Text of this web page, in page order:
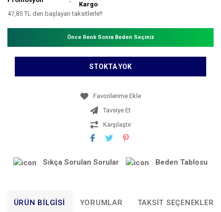
Kargo
47,85 TL den başlayan taksitlerle!!
Önce Renk Sonra Beden Seçiniz
STOKTA YOK
Tavsiye Et
Karşılaştır
Sıkça Sorulan Sorular Beden Tablosu
ÜRÜN BILGISI YORUMLAR TAKSIT SEÇENEKLERI